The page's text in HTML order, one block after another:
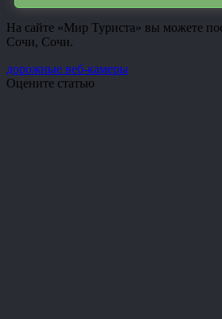
На сайте «Мир Туриста» вы можете
Сочи, Сочи.
дорожные веб-камеры
Оцените статью